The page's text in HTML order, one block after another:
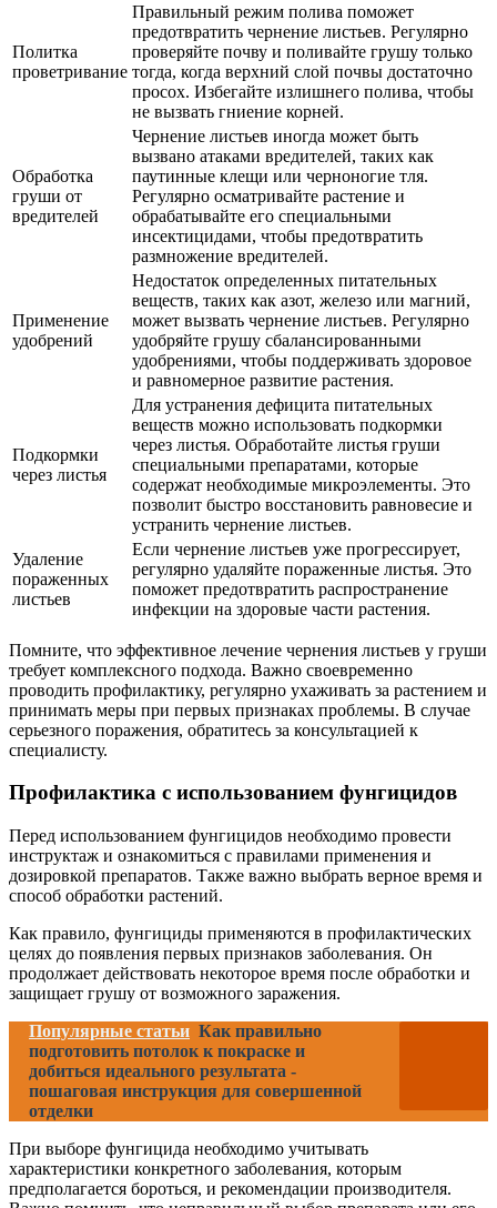
Политка
проветривание
Правильный режим полива поможет
предотвратить чернение листьев. Регулярно
проверяйте почву и поливайте грушу только
тогда, когда верхний слой почвы достаточно
просох. Избегайте излишнего полива, чтобы
не вызвать гниение корней.
Обработка
груши от
вредителей
Чернение листьев иногда может быть
вызвано атаками вредителей, таких как
паутинные клещи или черноногие тля.
Регулярно осматривайте растение и
обрабатывайте его специальными
инсектицидами, чтобы предотвратить
размножение вредителей.
Применение
удобрений
Недостаток определенных питательных
веществ, таких как азот, железо или магний,
может вызвать чернение листьев. Регулярно
удобряйте грушу сбалансированными
удобрениями, чтобы поддерживать здоровое
и равномерное развитие растения.
Подкормки
через листья
Для устранения дефицита питательных
веществ можно использовать подкормки
через листья. Обработайте листья груши
специальными препаратами, которые
содержат необходимые микроэлементы. Это
позволит быстро восстановить равновесие и
устранить чернение листьев.
Удаление
пораженных
листьев
Если чернение листьев уже прогрессирует,
регулярно удаляйте пораженные листья. Это
поможет предотвратить распространение
инфекции на здоровые части растения.
Помните, что эффективное лечение чернения листьев у груши
требует комплексного подхода. Важно своевременно
проводить профилактику, регулярно ухаживать за растением и
принимать меры при первых признаках проблемы. В случае
серьезного поражения, обратитесь за консультацией к
специалисту.
Профилактика с использованием фунгицидов
Перед использованием фунгицидов необходимо провести
инструктаж и ознакомиться с правилами применения и
дозировкой препаратов. Также важно выбрать верное время и
способ обработки растений.
Как правило, фунгициды применяются в профилактических
целях до появления первых признаков заболевания. Он
продолжает действовать некоторое время после обработки и
защищает грушу от возможного заражения.
Популярные статьи Как правильно
подготовить потолок к покраске и
добиться идеального результата -
пошаговая инструкция для совершенной
отделки
При выборе фунгицида необходимо учитывать
характеристики конкретного заболевания, которым
предполагается бороться, и рекомендации производителя.